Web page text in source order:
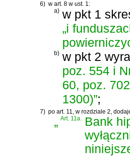
6) w art. 8 w ust. 1:
a) w pkt 1
„i
b) w pkt 2
poz. 554 i
60, poz.
1300)”;
7) po art. 11, w rozdziale 2,
„Art. 11a. Bank